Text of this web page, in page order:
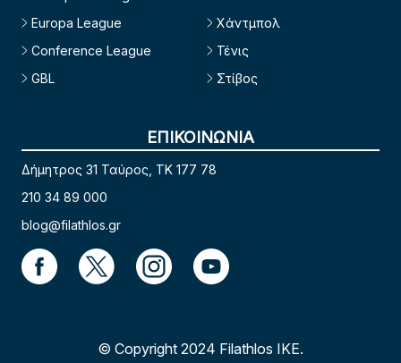
Europa League
Conference League
GBL
Χάντμπολ
Τένις
Στίβος
ΕΠΙΚΟΙΝΩΝΙΑ
Δήμητρος 31 Ταύρος, TK 177 78
210 34 89 000
blog@filathlos.gr
© Copyright 2024 Filathlos ΙΚΕ.